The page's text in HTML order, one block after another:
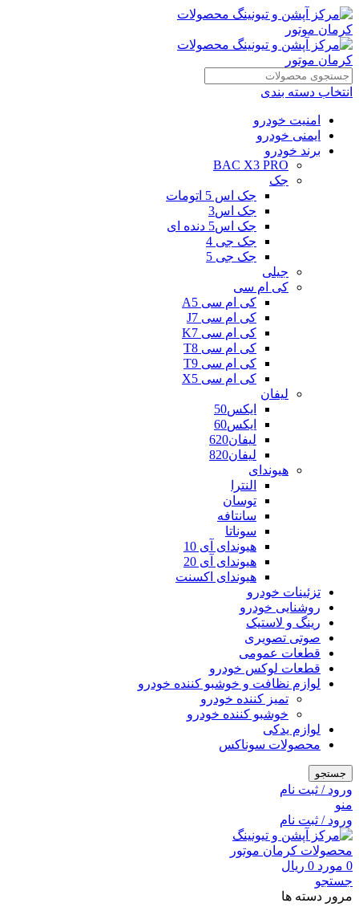
انتخاب دسته بندی
امنیت خودرو
ایمنی خودرو
برند خودرو
BAC X3 PRO
جک
جک اس 5 اتومات
جک اس3
جک اس5 دنده ای
جک جی 4
جک جی 5
جیلی
کی ام سی
کی ام سی A5
کی ام سی J7
کی ام سی K7
کی ام سی T8
کی ام سی T9
کی ام سی X5
لیفان
ایکس50
ایکس60
لیفان620
لیفان820
هیوندای
النترا
توسان
سانتافه
سوناتا
هیوندای آی 10
هیوندای آی 20
هیوندای اکسنت
تزئینات خودرو
روشنایی خودرو
رینگ و لاستیک
صوتی تصویری
قطعات عمومی
قطعات لوکس خودرو
لوازم نظافت و خوشبو کننده خودرو
تمیز کننده خودرو
خوشبو کننده خودرو
لوازم یدکی
محصولات سوناکس
جستجو
ورود / ثبت نام
منو
ورود / ثبت نام
0 مورد 0 ریال
جستجو
مرور دسته ها